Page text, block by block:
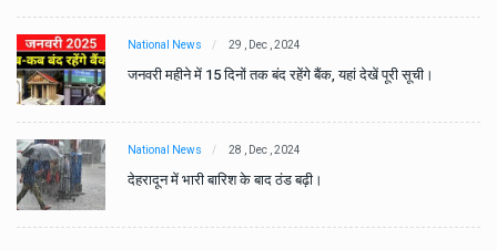
National News 29 , Dec , 2024
जनवरी महीने में 15 दिनों तक बंद रहेंगे बैंक, यहां देखें पूरी सूची।
National News 28 , Dec , 2024
देहरादून में भारी बारिश के बाद ठंड बढ़ी।